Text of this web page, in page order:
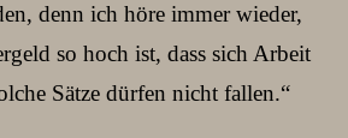
denn ich höre immer wieder,
so hoch ist, dass sich Arbeit
Sätze dürfen nicht fallen.“